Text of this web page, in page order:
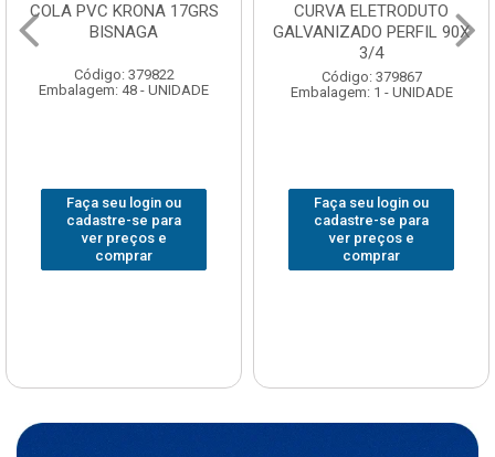
COLA PVC KRONA 17GRS
BISNAGA
Código: 379822
Embalagem: 48 - UNIDADE
Faça seu login ou
cadastre-se para
ver preços e
comprar
CURVA ELETRODUTO
GALVANIZADO PERFIL 90X
3/4
Código: 379867
Embalagem: 1 - UNIDADE
Faça seu login ou
cadastre-se para
ver preços e
comprar